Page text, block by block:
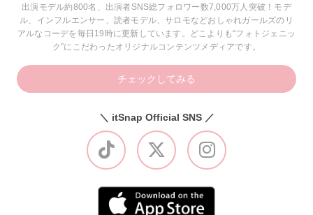
出演モデル約800名、出演者SNS総フォロワー数7,000万人突破！モデ
ル、インフルエンサー、読者モデル、サロモなどおしゃれガールズのリ
アルなコーデを毎日19時に更新しています。どこよりも“フォトジェニッ
ク”にこだわったオリジナルコンテンツメディアです。
チェックしてみる
＼ itSnap Official SNS ／